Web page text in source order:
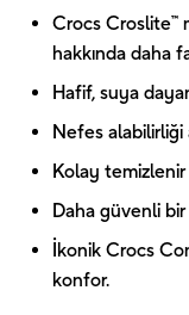
Crocs Croslite™
hakkında daha
Hafif, suya
Nefes alabilirliği
Kolay
Daha güvenli
İkonik Crocs
konfor.